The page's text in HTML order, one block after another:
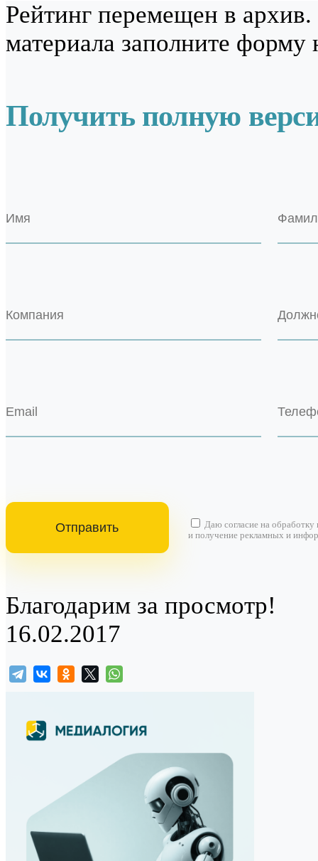
Рейтинг перемещен в
материала заполните форму
Получить полную
Даю согласие на обработку
и получение рекламных и
Благодарим за просмотр!
16.02.2017